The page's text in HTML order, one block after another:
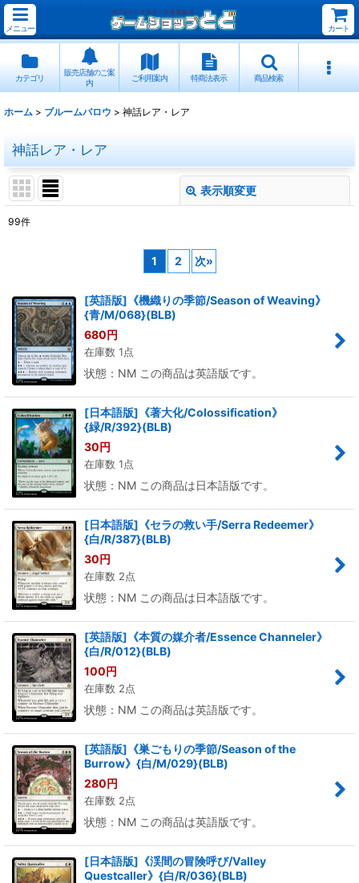
メニュー カート
カテゴリ
販売店舗のご案
内
ご利用案内 特商法表示 商品検索
ホーム > ブルームバロウ > 神話レア・レア
神話レア・レア
表示順変更
絞り込む
99件
1 2 次»
[英語版]《機織りの季節/Season of Weaving》
{青/M/068}(BLB)
680円
在庫数 1点
状態：NM この商品は英語版です。
[日本語版]《著大化/Colossification》
{緑/R/392}(BLB)
30円
在庫数 1点
状態：NM この商品は日本語版です。
[日本語版]《セラの救い手/Serra Redeemer》
{白/R/387}(BLB)
30円
在庫数 2点
状態：NM この商品は日本語版です。
[英語版]《本質の媒介者/Essence Channeler》
{白/R/012}(BLB)
100円
在庫数 2点
状態：NM この商品は英語版です。
[英語版]《巣ごもりの季節/Season of the
Burrow》{白/M/029}(BLB)
280円
在庫数 2点
状態：NM この商品は英語版です。
[日本語版]《渓間の冒険呼び/Valley
Questcaller》{白/R/036}(BLB)